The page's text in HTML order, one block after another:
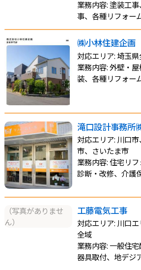
業務内容: 塗装工
事、各種リフォー
㈱小林住建企画
対応エリア: 埼玉
業務内容: 外壁・
装、各種リフォー
滝口設計事務所
対応エリア: 川口
市、さいたま市
業務内容: 住宅リ
診断・改修、介護
（写真がありませ
ん）
工藤電気工事
対応エリア: 川口
全域
業務内容: 一般住宅
器具取付、地デジ